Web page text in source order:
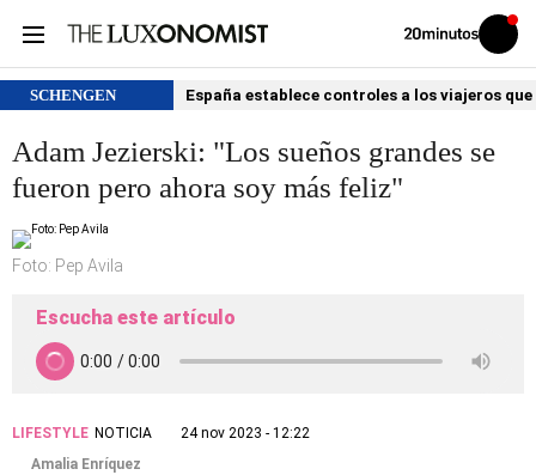
Volver
Iniciar
sesión
SCHENGEN España establece controles a los viajeros
Adam Jezierski: "Los sueños grandes se
fueron pero ahora soy más feliz"
Foto: Pep Avila
Escucha este artículo
LIFESTYLE NOTICIA
24 nov 2023 - 12:22
Amalia Enríquez